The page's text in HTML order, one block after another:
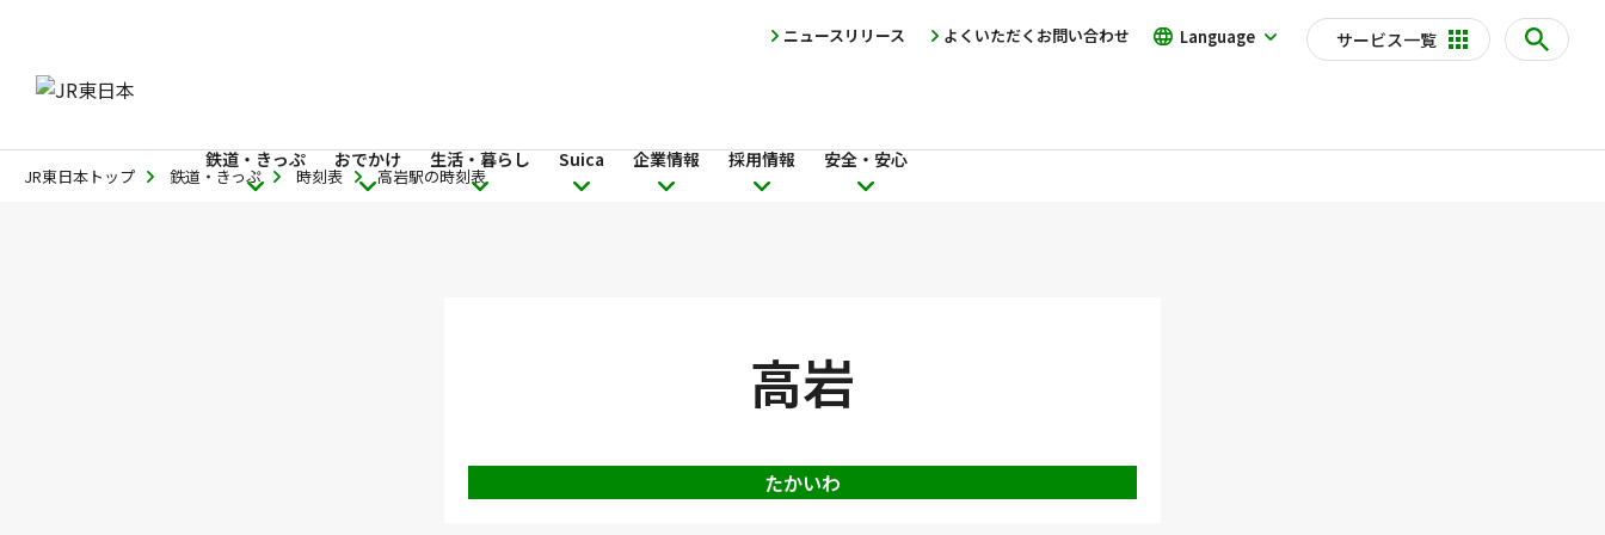
サービス一覧
鉄道・きっぷ おでかけ 生活・暮らし Suica 企業情報 採用情報 安全・安心
Language
よくいただくお問い合わせ
ニュースリリース
JR東日本トップ 鉄道・きっぷ 時刻表 高岩駅の時刻表
高岩
たかいわ